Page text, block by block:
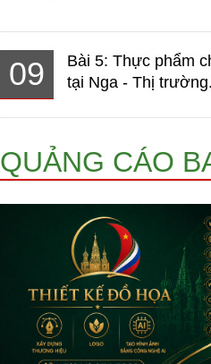
09
Bài 5: Thực phẩm
tại Nga - Thị
QUẢNG CÁO